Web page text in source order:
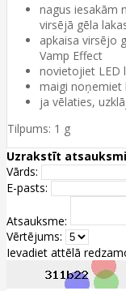
nagus iesakām
virsējā gēla
apkaisa virsējo
Vamp Effect
novietojiet LED
maigi noņemiet
ja vēlaties,
Tilpums: 1 g
Uzrakstīt atsauksmi
Vārds:
E-pasts:
Atsauksme:
Vērtējums:
Ievadiet attēlā